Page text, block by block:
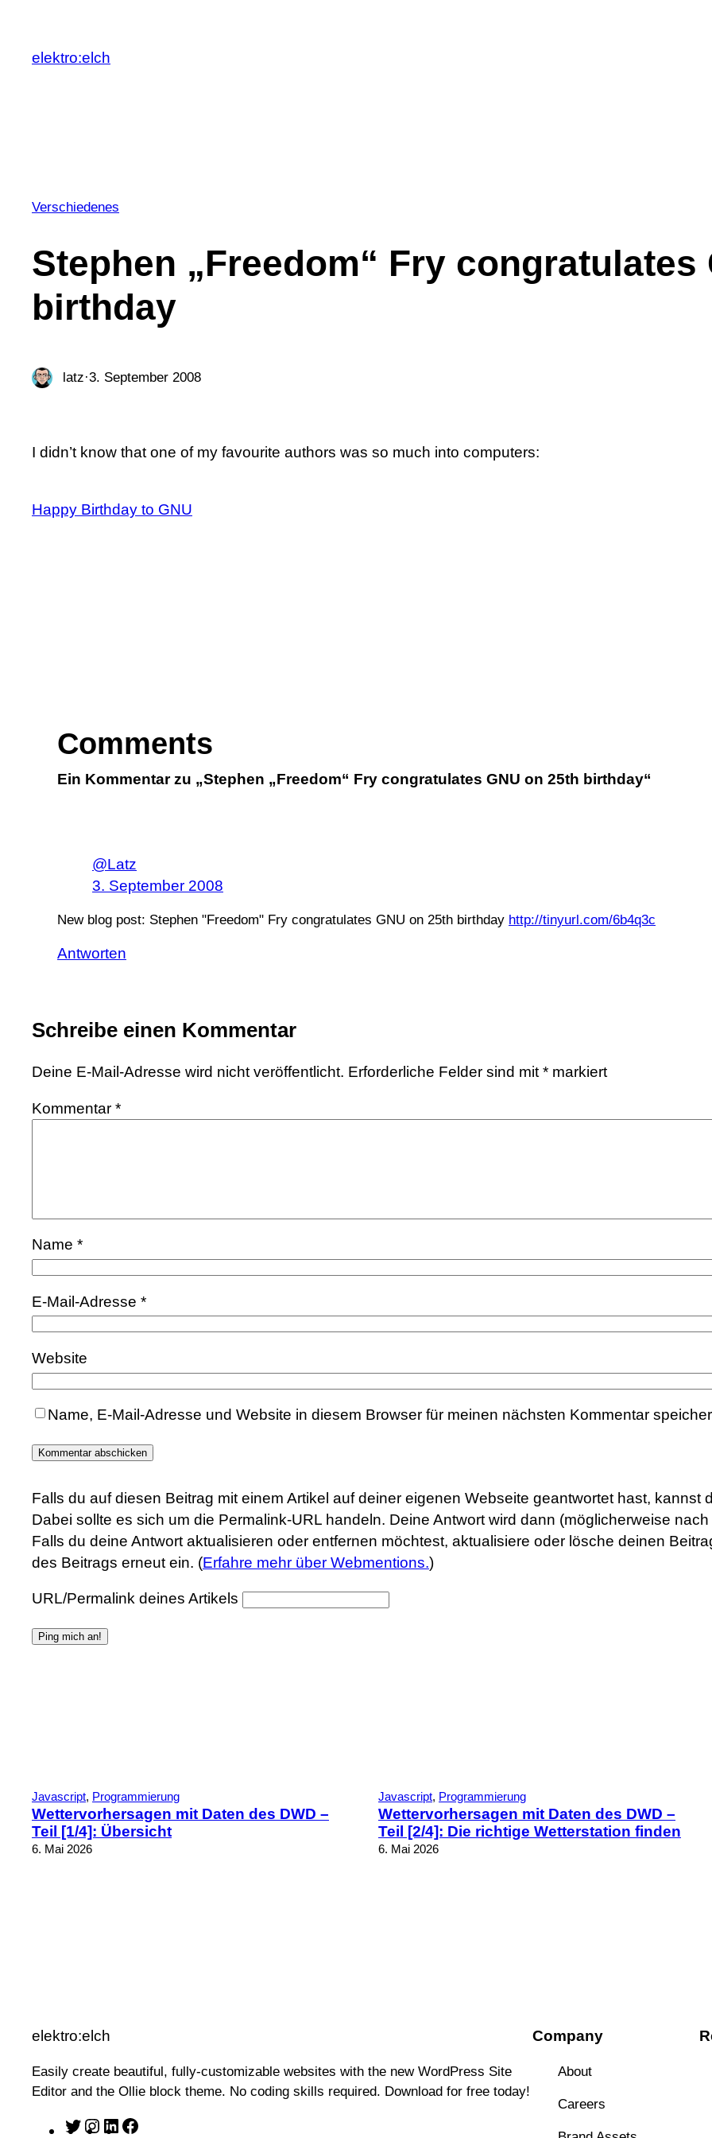
springen
elektro:elch
Verschiedenes
Stephen „Freedom“ Fry congratulates
birthday
latz·3. September 2008
I didn’t know that one of my favourite authors was so much into computers:
Happy Birthday to GNU
Comments
Ein Kommentar zu „Stephen „Freedom“ Fry congratulates GNU on 25th birthday“
@Latz
3. September 2008
New blog post: Stephen "Freedom" Fry congratulates GNU on 25th birthday http://tinyurl.com/6b4q3c
Antworten
Schreibe einen Kommentar
Deine E-Mail-Adresse wird nicht veröffentlicht. Erforderliche Felder sind mit * markiert
Kommentar *
Name *
E-Mail-Adresse *
Website
Name, E-Mail-Adresse und Website in diesem Browser für meinen nächsten Kommentar
Falls du auf diesen Beitrag mit einem Artikel auf deiner eigenen Webseite geantwortet hast, kannst
Dabei sollte es sich um die Permalink-URL handeln. Deine Antwort wird dann (möglicherweise
Falls du deine Antwort aktualisieren oder entfernen möchtest, aktualisiere oder lösche deinen
des Beitrags erneut ein. (Erfahre mehr über Webmentions.)
URL/Permalink deines Artikels
Javascript, Programmierung
Wettervorhersagen mit Daten des DWD –
Teil [1/4]: Übersicht
6. Mai 2026
Javascript, Programmierung
Wettervorhersagen mit Daten des DWD –
Teil [2/4]: Die richtige Wetterstation finden
6. Mai 2026
elektro:elch
Easily create beautiful, fully-customizable websites with the new WordPress Site
Editor and the Ollie block theme. No coding skills required. Download for free today!
T L
Company
About
Careers